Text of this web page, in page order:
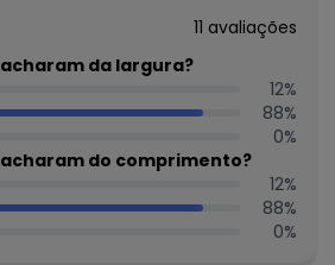
11 avaliações
da largura?
12%
88%
0%
do comprimento?
12%
88%
0%